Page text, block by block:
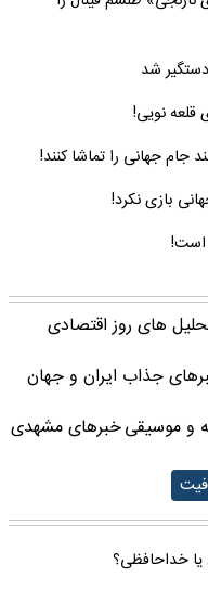
شد
قلعه نویی!
جهانی را تماشا کنند!
بازی نکرد!
است!
های روز اقتصادی
جذاب ایران و جهان
و موسیقیخبرهای مشهدی
یا خداحافظی؟